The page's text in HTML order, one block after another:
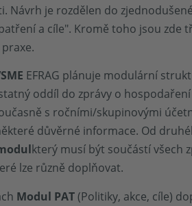
Návrh je rozdělen do
a cíle". Kromě toho jsou zde
EFRAG plánuje modulární
oddíl do zprávy o
s ročními/skupinovými
důvěrné informace. Od
který musí být součástí všech
lze různě doplňovat.
Modul PAT(Politiky, akce, cíle)